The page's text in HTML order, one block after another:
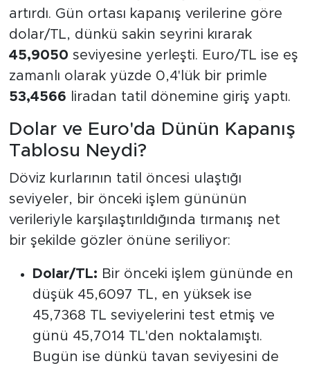
artırdı. Gün ortası kapanış verilerine göre
dolar/TL, dünkü sakin seyrini kırarak
45,9050 seviyesine yerleşti. Euro/TL ise eş
zamanlı olarak yüzde 0,4'lük bir primle
53,4566 liradan tatil dönemine giriş yaptı.
Dolar ve Euro'da Dünün Kapanış
Tablosu Neydi?
Döviz kurlarının tatil öncesi ulaştığı
seviyeler, bir önceki işlem gününün
verileriyle karşılaştırıldığında tırmanış net
bir şekilde gözler önüne seriliyor:
Dolar/TL: Bir önceki işlem gününde en
düşük 45,6097 TL, en yüksek ise
45,7368 TL seviyelerini test etmiş ve
günü 45,7014 TL'den noktalamıştı.
Bugün ise dünkü tavan seviyesini de